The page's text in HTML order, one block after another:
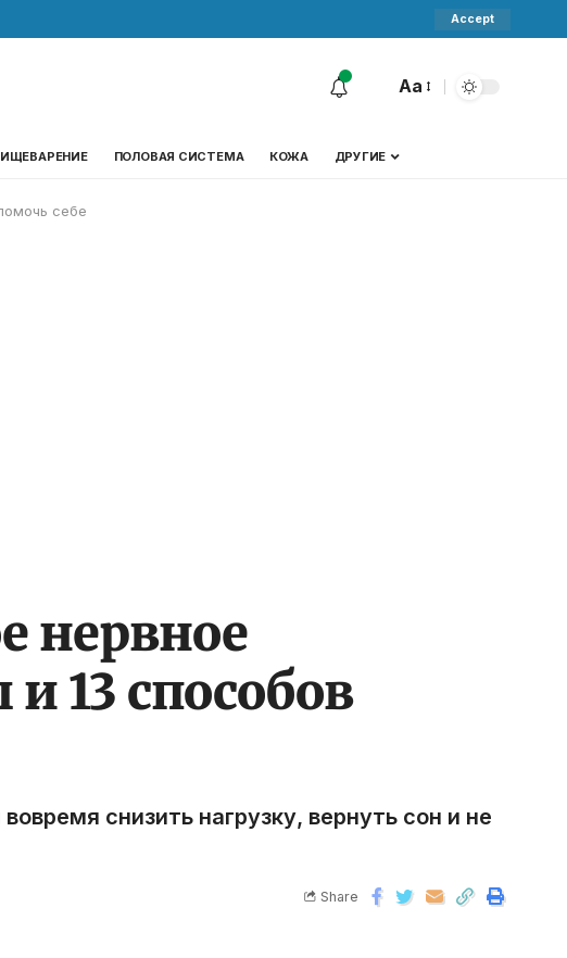
Accept
Aa
ПОЛОВАЯ СИСТЕМА КОЖА ДРУГИЕ
себе
нервное
13 способов
снизить нагрузку, вернуть сон и не
Share